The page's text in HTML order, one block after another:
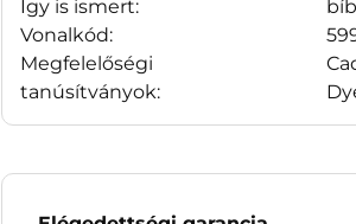
Így is ismert:
Vonalkód:
Megfelelőségi
tanúsítványok: